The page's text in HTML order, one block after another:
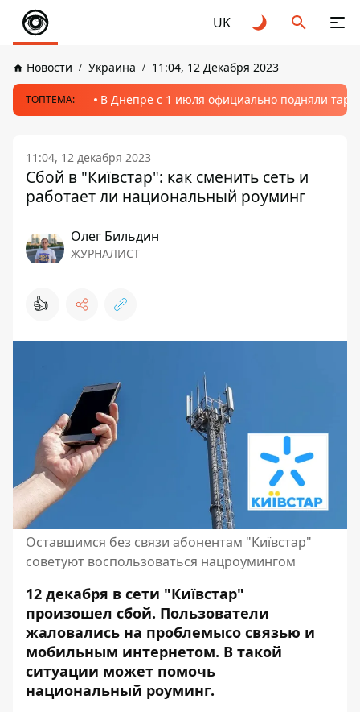
UK
Новости Украина 11:04, 12 Декабря 2023
ТОПТЕМА: В Днепре с 1 июля официально подняли
11:04, 12 декабря 2023
Сбой в "Київстар": как сменить сеть и
работает ли национальный роуминг
Олег Бильдин
ЖУРНАЛИСТ
👍
Оставшимся без связи абонентам "Київстар"
советуют воспользоваться нацроумингом
12 декабря в сети "Київстар"
произошел сбой. Пользователи
жаловались на проблемысо связью и
мобильным интернетом. В такой
ситуации может помочь
национальный роуминг.